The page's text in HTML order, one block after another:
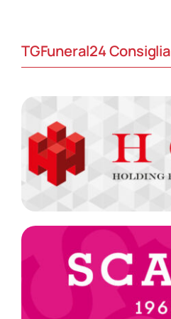
TGFuneral24 Consiglia